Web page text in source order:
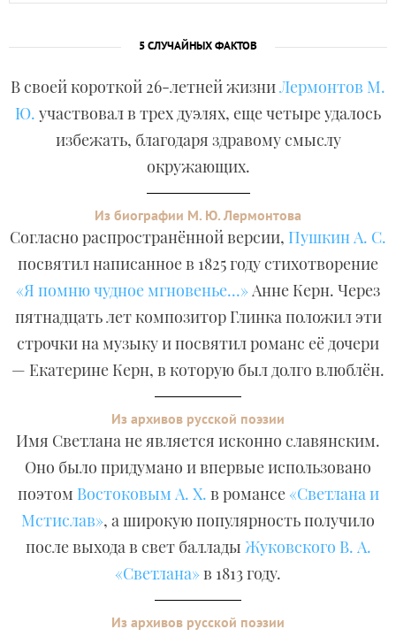
5 СЛУЧАЙНЫХ ФАКТОВ
В своей короткой 26-летней жизниЛермонтов М.
Ю. участвовал в трех дуэлях, еще четыре удалось
избежать, благодаря здравому смыслу
окружающих.
Из биографии М. Ю. Лермонтова
Согласно распространённой версии, Пушкин А. С.
посвятил написанное в 1825 году стихотворение
«Я помню чудное мгновенье...»Анне Керн. Через
пятнадцать лет композитор Глинка положил эти
строчки на музыку и посвятил романс её дочери
— Екатерине Керн, в которую был долго влюблён.
Из архивов русской поэзии
Имя Светлана не является исконно славянским.
Оно было придумано и впервые использовано
поэтом Востоковым А. Х. в романсе«Светлана и
Мстислав», а широкую популярность получило
после выхода в свет баллады Жуковского В. А.
«Светлана»в 1813 году.
Из архивов русской поэзии